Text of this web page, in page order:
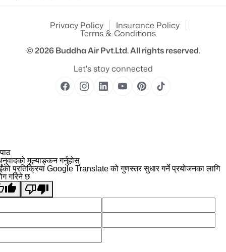
Privacy Policy Insurance Policy
Terms & Conditions
© 2026Buddha Air Pvt.Ltd.All rights reserved.
Let's stay connected
मूल्याङ्कन गर्नुहोस्
प्रतिक्रिया Google Translate को गुणस्तर सुधार गर्ने प्रयोजनका लागि
गरिने छ